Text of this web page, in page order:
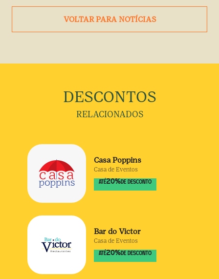
VOLTAR PARA NOTÍCIAS
DESCONTOS
RELACIONADOS
Casa Poppins
Casa de Eventos
ATÉ20% DE DESCONTO
Bar do Victor
Casa de Eventos
ATÉ20% DE DESCONTO